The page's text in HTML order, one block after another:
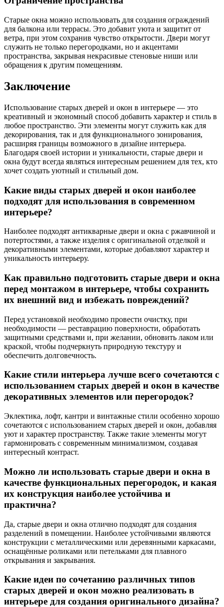
Старые окна можно использовать для создания ограждений
для балкона или террасы. Это добавит уюта и защитит от
ветра, при этом сохранив чувство открытости. Двери могут
служить не только перегородками, но и акцентами
пространства, закрывая некрасивые стеновые ниши или
обращения к другим помещениям.
Заключение
Использование старых дверей и окон в интерьере — это
креативный и экономный способ добавить характер и стиль в
любое пространство. Эти элементы могут служить как для
декорирования, так и для функционального зонирования,
расширяя границы возможного в дизайне интерьера.
Благодаря своей истории и уникальности, старые двери и
окна будут всегда являться интересным решением для тех, кто
хочет создать уютный и стильный дом.
Какие виды старых дверей и окон наиболее
подходят для использования в современном
интерьере?
Наиболее подходят антикварные двери и окна с ржавчиной и
потертостями, а также изделия с оригинальной отделкой и
декоративными элементами, которые добавляют характер и
уникальность интерьеру.
Как правильно подготовить старые двери и окна
перед монтажом в интерьере, чтобы сохранить
их внешний вид и избежать повреждений?
Перед установкой необходимо провести очистку, при
необходимости — реставрацию поверхности, обработать
защитными средствами и, при желании, обновить лаком или
краской, чтобы подчеркнуть природную текстуру и
обеспечить долговечность.
Какие стили интерьера лучше всего сочетаются с
использованием старых дверей и окон в качестве
декоративных элементов или перегородок?
Эклектика, лофт, кантри и винтажные стили особенно хорошо
сочетаются с использованием старых дверей и окон, добавляя
уют и характер пространству. Также такие элементы могут
гармонировать с современным минимализмом, создавая
интересный контраст.
Можно ли использовать старые двери и окна в
качестве функциональных перегородок, и какая
их конструкция наиболее устойчива и
практична?
Да, старые двери и окна отлично подходят для создания
разделений в помещении. Наиболее устойчивыми являются
конструкции с металлическими или деревянными каркасами,
оснащённые роликами или петельками для плавного
открывания и закрывания.
Какие идеи по сочетанию различных типов
старых дверей и окон можно реализовать в
интерьере для создания оригинального дизайна?